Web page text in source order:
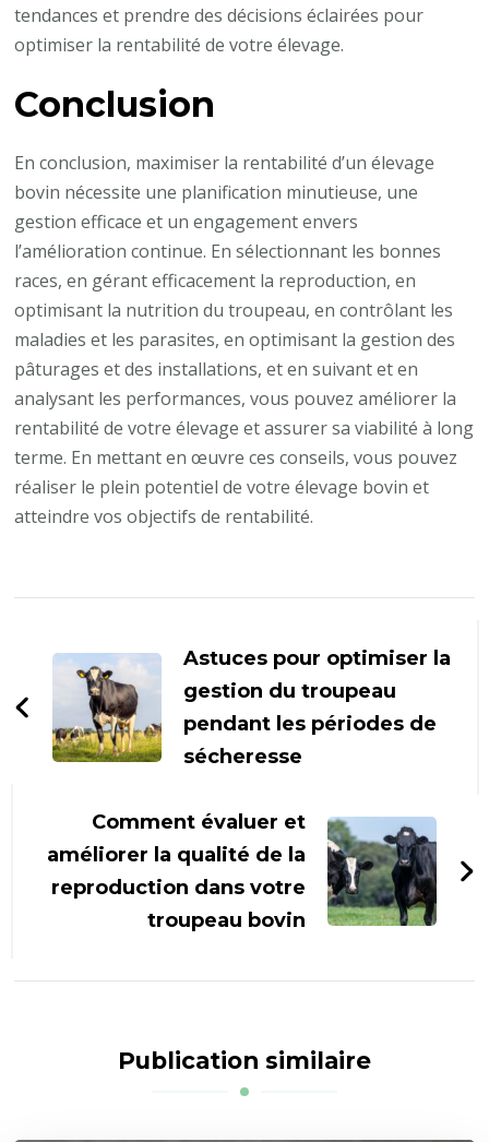
tendances et prendre des décisions éclairées pour
optimiser la rentabilité de votre élevage.
Conclusion
En conclusion, maximiser la rentabilité d’un élevage
bovin nécessite une planification minutieuse, une
gestion efficace et un engagement envers
l’amélioration continue. En sélectionnant les bonnes
races, en gérant efficacement la reproduction, en
optimisant la nutrition du troupeau, en contrôlant les
maladies et les parasites, en optimisant la gestion des
pâturages et des installations, et en suivant et en
analysant les performances, vous pouvez améliorer la
rentabilité de votre élevage et assurer sa viabilité à long
terme. En mettant en œuvre ces conseils, vous pouvez
réaliser le plein potentiel de votre élevage bovin et
atteindre vos objectifs de rentabilité.
d'article
Astuces pour optimiser la
gestion du troupeau
pendant les périodes de
sécheresse
Comment évaluer et
améliorer la qualité de la
reproduction dans votre
troupeau bovin
Publication similaire